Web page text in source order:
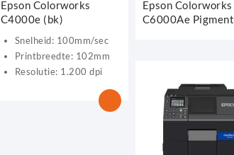
Epson Colorworks
C4000e (bk)
Snelheid: 100mm/sec
Printbreedte: 102mm
Resolutie: 1.200 dpi
Epson Colorworks
C6000Ae Pigment